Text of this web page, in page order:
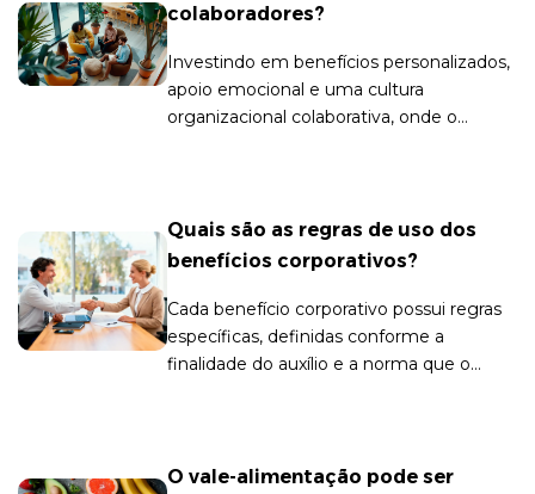
colaboradores?
Investindo em benefícios personalizados,
apoio emocional e uma cultura
organizacional colaborativa, onde o
Quais são as regras de uso dos
benefícios corporativos?
Cada benefício corporativo possui regras
específicas, definidas conforme a
finalidade do auxílio e a norma que o
O vale-alimentação pode ser